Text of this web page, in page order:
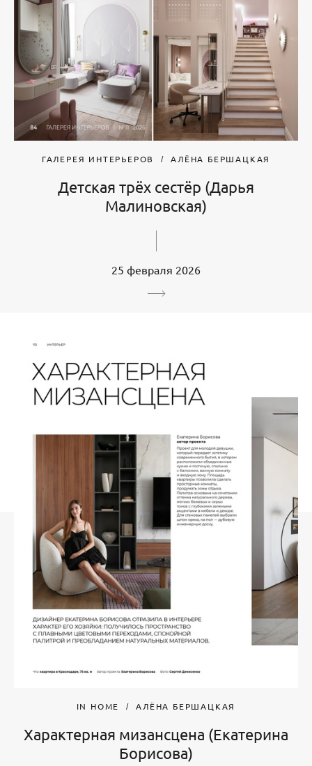
ГАЛЕРЕЯ ИНТЕРЬЕРОВ АЛЁНА БЕРШАЦКАЯ
Детская трёх сестёр (Дарья
Малиновская)
25 февраля 2026
IN HOME АЛЁНА БЕРШАЦКАЯ
Характерная мизансцена (Екатерина
Борисова)